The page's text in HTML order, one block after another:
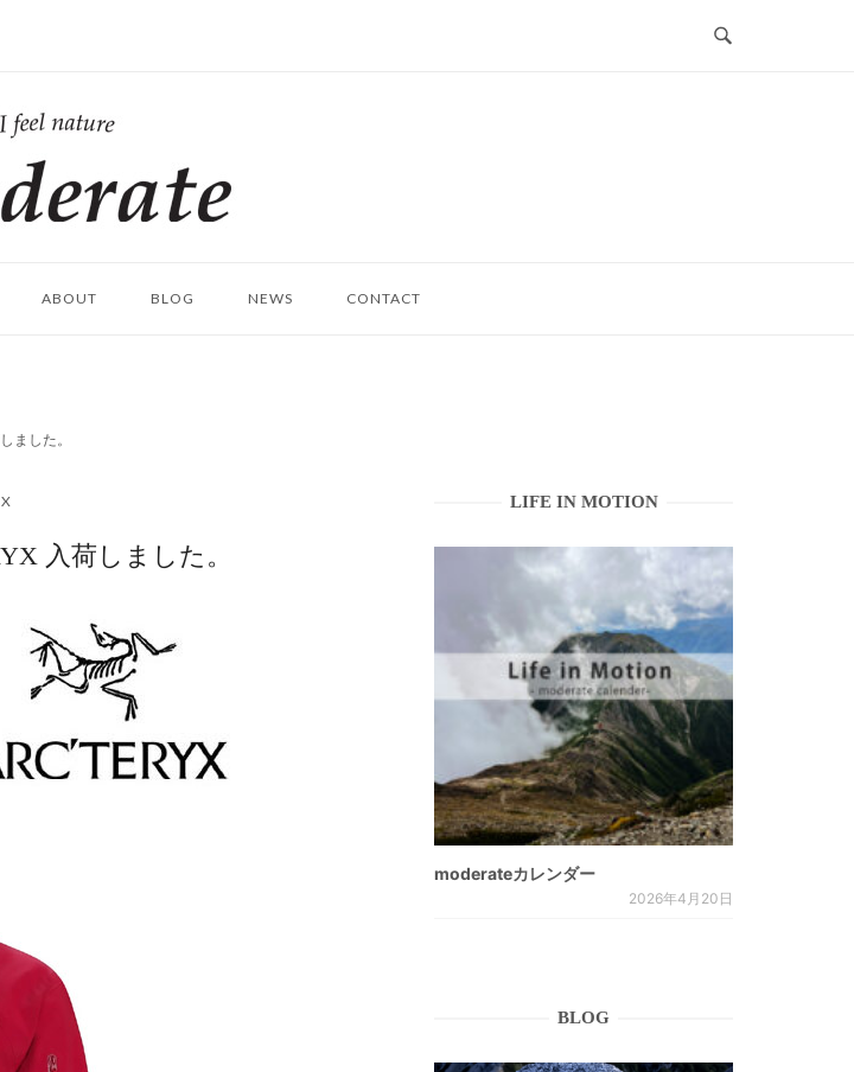
ム
ABOUT BLOG NEWS CONTACT
ました。
入荷しました。
LIFE IN MOTION
moderateカレンダー
2026年4月20日
BLOG